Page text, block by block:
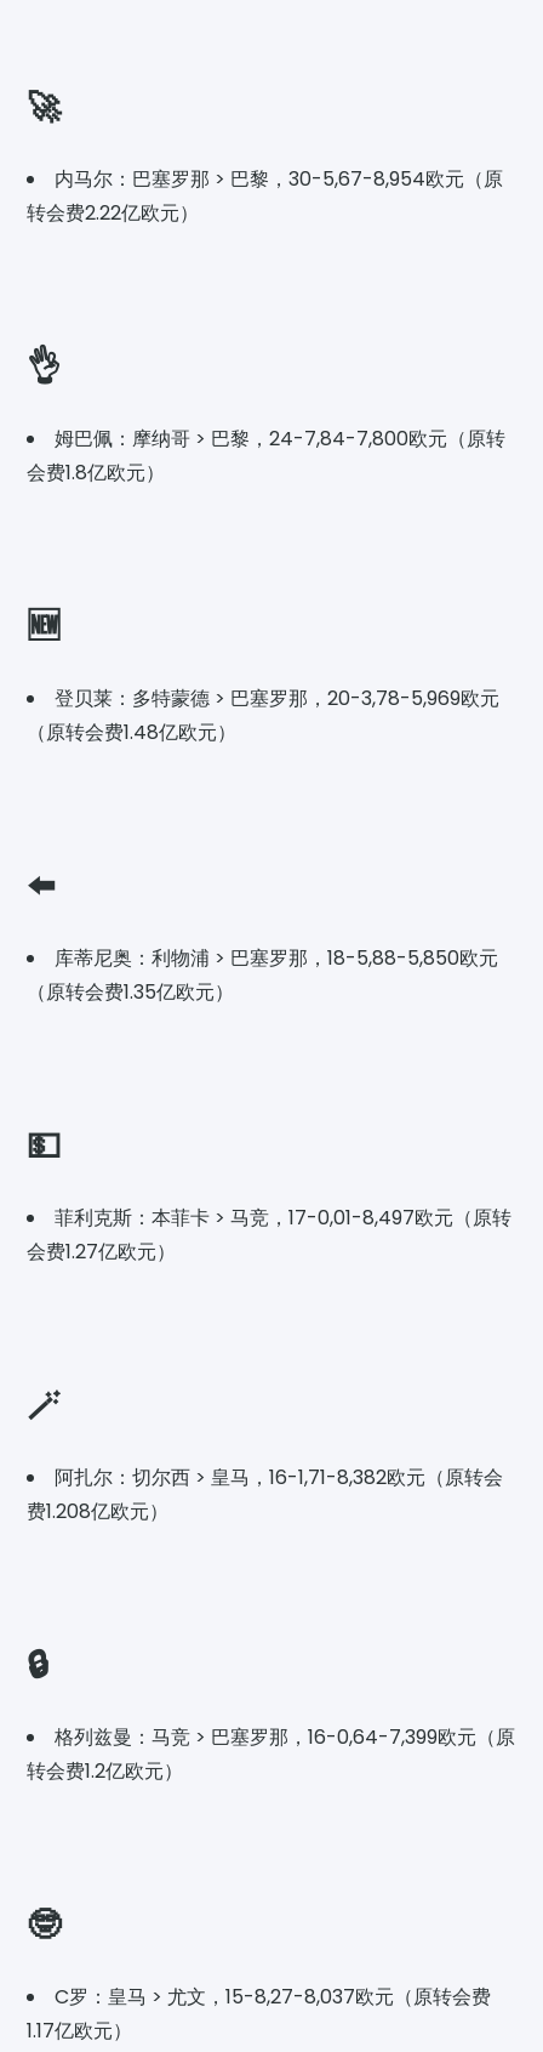
🚀
内马尔：巴塞罗那 > 巴黎，30-5,67-8,954欧元（原
转会费2.22亿欧元）
👌
姆巴佩：摩纳哥 > 巴黎，24-7,84-7,800欧元（原转
会费1.8亿欧元）
🆕
登贝莱：多特蒙德 > 巴塞罗那，20-3,78-5,969欧元
（原转会费1.48亿欧元）
⬅️
库蒂尼奥：利物浦 > 巴塞罗那，18-5,88-5,850欧元
（原转会费1.35亿欧元）
💵
菲利克斯：本菲卡 > 马竞，17-0,01-8,497欧元（原转
会费1.27亿欧元）
🪄
阿扎尔：切尔西 > 皇马，16-1,71-8,382欧元（原转会
费1.208亿欧元）
🔒
格列兹曼：马竞 > 巴塞罗那，16-0,64-7,399欧元（原
转会费1.2亿欧元）
🤓
C罗：皇马 > 尤文，15-8,27-8,037欧元（原转会费
1.17亿欧元）